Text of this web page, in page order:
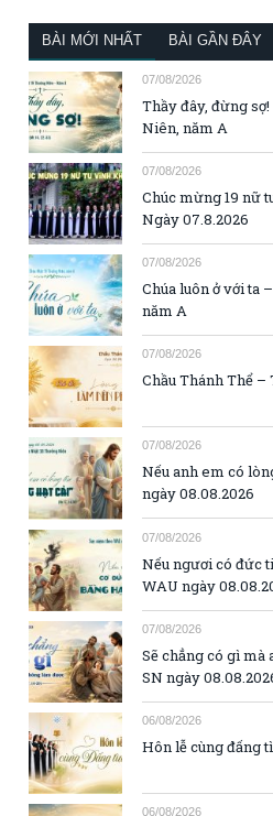
BÀI MỚI NHẤT BÀI GẦN ĐÂY
07/08/2026
Thầy đây, đừng
Niên, năm A
07/08/2026
Chúc mừng 19 nữ
Ngày 07.8.2026
07/08/2026
Chúa luôn ở với ta
năm A
07/08/2026
Chầu Thánh Thể –
07/08/2026
Nếu anh em có
ngày 08.08.2026
07/08/2026
Nếu ngươi có đức
WAU ngày
07/08/2026
Sẽ chẳng có gì
SN ngày
06/08/2026
Hôn lễ cùng đấng
06/08/2026